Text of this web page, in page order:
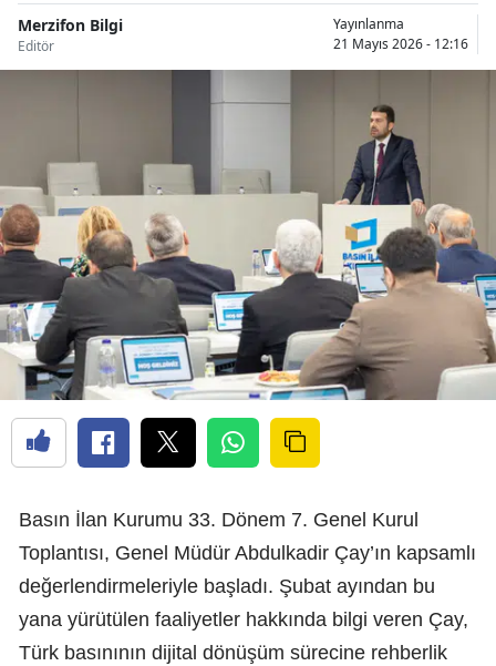
Merzifon Bilgi
Editör
Yayınlanma
21 Mayıs 2026 - 12:16
Basın İlan Kurumu 33. Dönem 7. Genel Kurul
Toplantısı, Genel Müdür Abdulkadir Çay’ın kapsamlı
değerlendirmeleriyle başladı. Şubat ayından bu
yana yürütülen faaliyetler hakkında bilgi veren Çay,
Türk basınının dijital dönüşüm sürecine rehberlik